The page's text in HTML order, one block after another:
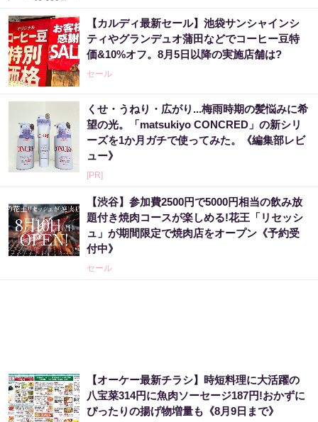
【カルディ最新セール】池袋サンシャインシ
ティやグランデュオ蒲田などでコーヒー豆特
価&10%オフ。8月5日以降の実施店舗は?
セール
くせ・うねり・広がり...梅雨時期の髪悩みに希
望の光。「matsukiyo CONCRED」の新シリ
ーズを1か月ガチで使ってみた。《編集部レビ
ュー》
[PR]
【渋谷】参加費2500円で5000円相当の飲み放
題付き焼肉コースが楽しめる!花王「リセッシ
ュ」が期間限定で焼肉店をオープン《予約受
付中》
セール
【オーケー最新チラシ】時短料理に大活躍の
八宝菜314円に魚肉ソーセージ187円!おかずに
ぴったりの揚げ物増量も《8月9日まで》